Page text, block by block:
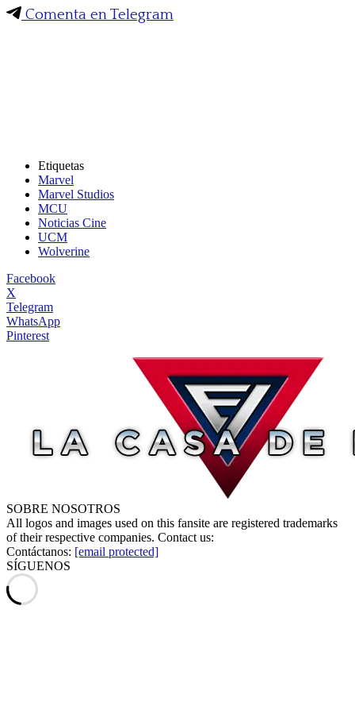
Comenta en Telegram
Etiquetas
Marvel
Marvel Studios
MCU
Noticias Cine
UCM
Wolverine
Facebook
X
Telegram
WhatsApp
Pinterest
SOBRE NOSOTROS
All logos and images used on this fansite are registered trademarks
of their respective companies. Contact us:
Contáctanos: [email protected]
SÍGUENOS